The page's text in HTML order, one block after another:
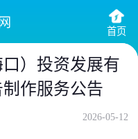
首页
口）投资发展有
作服务公告
2026-05-12